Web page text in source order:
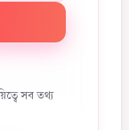
সব তথ্য